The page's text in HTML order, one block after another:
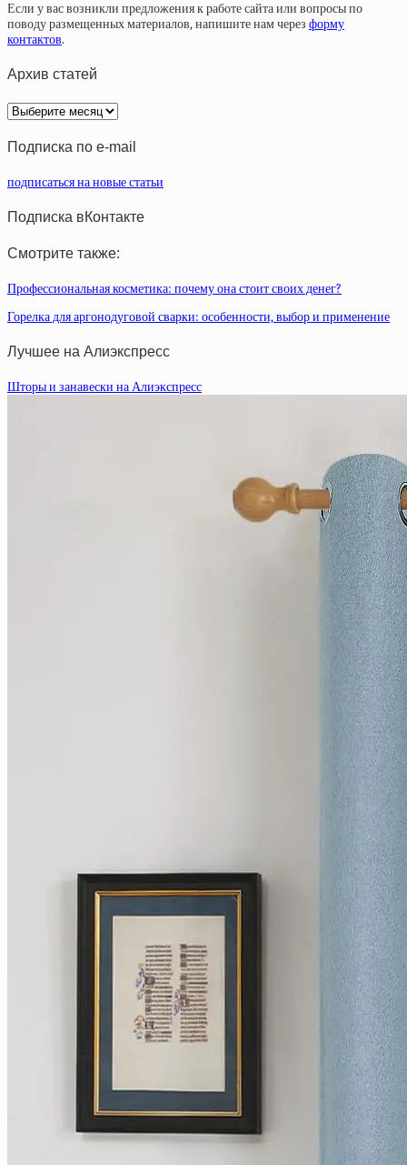
Если у вас возникли предложения к работе сайта или вопросы по
поводу размещенных материалов, напишите нам через форму
контактов.
Архив статей
Архив
статей
Подписка по e-mail
подписаться на новые статьи
Подписка вКонтакте
Смотрите также:
Профессиональная косметика: почему она стоит своих денег?
Горелка для аргонодуговой сварки: особенности, выбор и применение
Лучшее на Алиэкспресс
Шторы и занавески на Алиэкспресс